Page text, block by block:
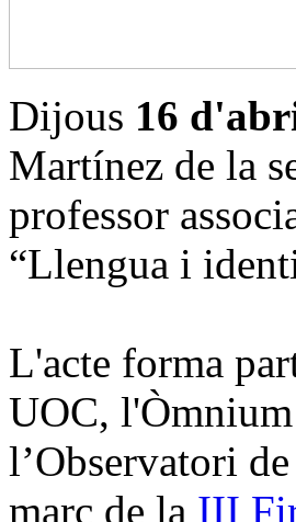
Dijous 16
Martínez de la
professor
“Llengua i
L'acte forma
UOC,
l’Observatori
marc de la III